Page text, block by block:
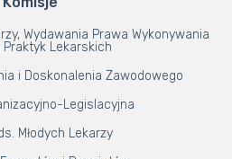
Wydawania Prawa Wykonywania
Lekarskich
i Doskonalenia Zawodowego
Legislacyjna
Młodych Lekarzy